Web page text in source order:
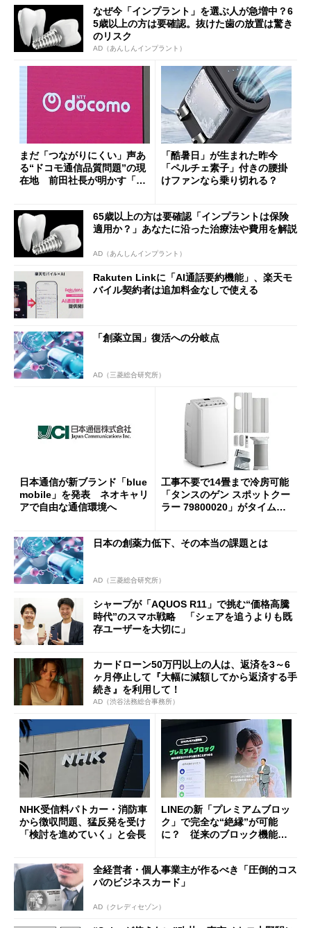
なぜ今「インプラント」を選ぶ人が急増中？6
5歳以上の方は要確認。抜けた歯の放置は驚き
のリスク
AD（あんしんインプラント）
まだ「つながりにくい」声あ
る“ドコモ通信品質問題”の現
在地 前田社長が明かす「道
「酷暑日」が生まれた昨今
「ペルチェ素子」付きの腰掛
けファンなら乗り切れる？
65歳以上の方は要確認「インプラントは保険
適用か？」あなたに沿った治療法や費用を解説
AD（あんしんインプラント）
Rakuten Linkに「AI通話要約機能」、楽天モ
バイル契約者は追加料金なしで使える
「創薬立国」復活への分岐点
AD（三菱総合研究所）
日本通信が新ブランド「blue
mobile」を発表 ネオキャリ
アで自由な通信環境へ
工事不要で14畳まで冷房可能
「タンスのゲン スポットクー
ラー 79800020」がタイムセ
日本の創薬力低下、その本当の課題とは
AD（三菱総合研究所）
シャープが「AQUOS R11」で挑む“価格高騰
時代”のスマホ戦略 「シェアを追うよりも既
存ユーザーを大切に」
カードローン50万円以上の人は、返済を3～6
ヶ月停止して『大幅に減額してから返済する手
続き』を利用して！
AD（渋谷法務総合事務所）
NHK受信料パトカー・消防車
から徴収問題、猛反発を受け
「検討を進めていく」と会長
LINEの新「プレミアムブロッ
ク」で完全な“絶縁”が可能
に？ 従来のブロック機能と
全経営者・個人事業主が作るべき「圧倒的コス
パのビジネスカード」
AD（クレディセゾン）